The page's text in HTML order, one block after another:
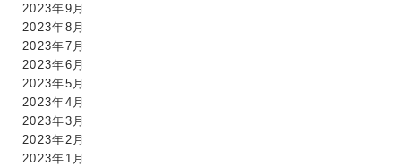
2023年9月
2023年8月
2023年7月
2023年6月
2023年5月
2023年4月
2023年3月
2023年2月
2023年1月